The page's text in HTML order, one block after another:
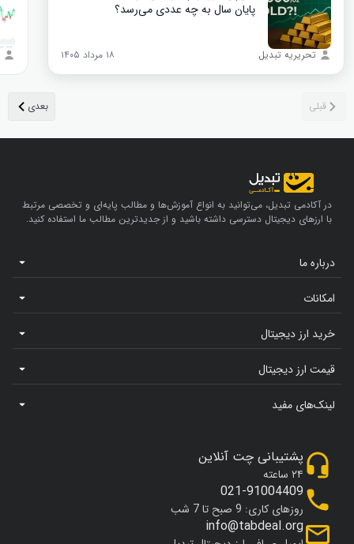
پایان سال به چه عددی می‌رسد؟
تحریریه تبدیل ۱۸ مرداد ۱۴۰۵
در آکادمی تبدیل، می‌توانید به انواع آموزش‌ها و مطالب پایه‌ای و تخصصی مرتبط
با ارزهای دیجیتال دسترسی داشته باشید و از جدیدترین مطالب ما استفاده کنید.
درباره ما
امکانات
خرید ارز دیجیتال
قیمت ارز دیجیتال
لینک‌های مفید
پشتیبانی چت آنلاین
۲۴ ساعته
021-91004409
روزهای کاری: 9 صبح تا 7 شب
info@tabdeal.org